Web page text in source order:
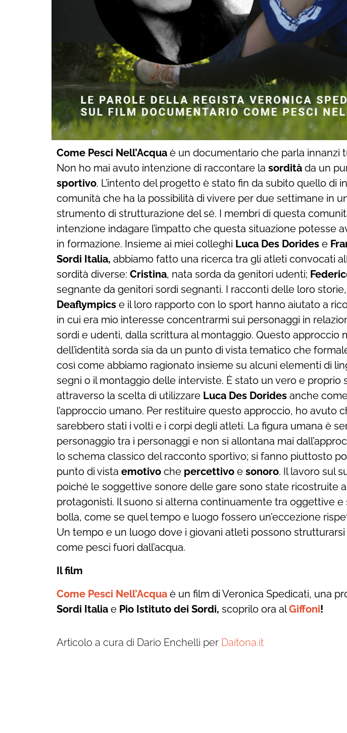
Come Pesci Nell’Acqua è un documentario che parla innanzi
Non ho mai avuto intenzione di raccontare la sordità da un
sportivo. L’intento del progetto è stato fin da subito quello
comunità che ha la possibilità di vivere per due settimane in
strumento di strutturazione del sé. I membri di questa
intenzione indagare l’impatto che questa situazione potesse
in formazione. Insieme ai miei colleghi Luca Des Dorides e
Sordi Italia, abbiamo fatto una ricerca tra gli atleti convocati
sordità diverse: Cristina, nata sorda da genitori udenti;
segnante da genitori sordi segnanti. I racconti delle loro
Deaflympics e il loro rapporto con lo sport hanno aiutato a
in cui era mio interesse concentrarmi sui personaggi in
sordi e udenti, dalla scrittura al montaggio. Questo
dell’identità sorda sia da un punto di vista tematico che
così come abbiamo ragionato insieme su alcuni elementi di
segni o il montaggio delle interviste. È stato un vero e
attraverso la scelta di utilizzare Luca Des Dorides anche
l’approccio umano. Per restituire questo approccio, ho avuto
sarebbero stati i volti e i corpi degli atleti. La figura umana è
personaggio tra i personaggi e non si allontana mai
lo schema classico del racconto sportivo; si fanno piuttosto
punto di vista emotivo che percettivo e sonoro. Il lavoro sul
poiché le soggettive sonore delle gare sono state ricostruite
protagonisti. Il suono si alterna continuamente tra oggettive
bolla, come se quel tempo e luogo fossero un’eccezione
Un tempo e un luogo dove i giovani atleti possono
come pesci fuori dall’acqua.
Il film
Come Pesci Nell’Acqua è un film di Veronica Spedicati, una
Sordi Italia e Pio Istituto dei Sordi, scoprilo ora alGiffoni!
Articolo a cura di Dario Enchelli per Daitona.it